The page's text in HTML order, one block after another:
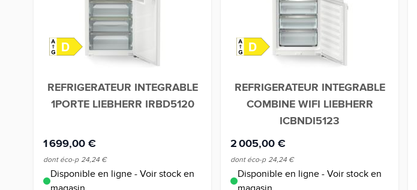
REFRIGERATEUR INTEGRABLE
1PORTE LIEBHERR IRBD5120
1 699,00 €
dont éco-p 24,24 €
Disponible en ligne - Voir stock en
REFRIGERATEUR INTEGRABLE
COMBINE WIFI LIEBHERR
ICBNDI5123
2 005,00 €
dont éco-p 24,24 €
Disponible en ligne - Voir stock en